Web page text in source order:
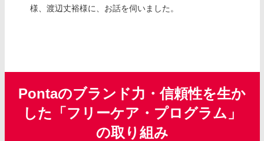
様、渡辺丈裕様に、お話を伺いました。
Pontaのブランド力・信頼性を生か
した「フリーケア・プログラム」
の取り組み